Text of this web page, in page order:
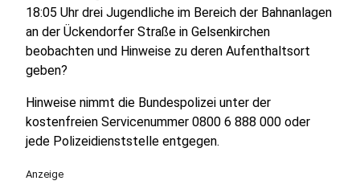
18:05 Uhr drei Jugendliche im Bereich der Bahnanlagen
an der Ückendorfer Straße in Gelsenkirchen
beobachten und Hinweise zu deren Aufenthaltsort
geben?
Hinweise nimmt die Bundespolizei unter der
kostenfreien Servicenummer 0800 6 888 000 oder
jede Polizeidienststelle entgegen.
Anzeige